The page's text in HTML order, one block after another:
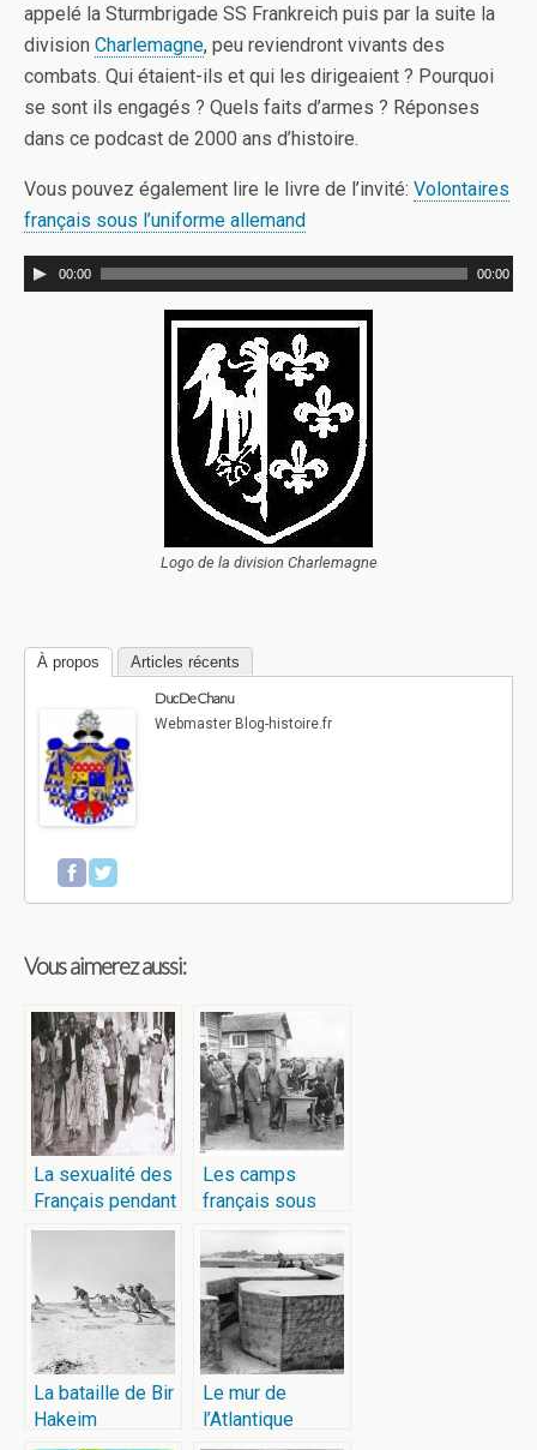
appelé la Sturmbrigade SS Frankreich puis par la suite la
division Charlemagne, peu reviendront vivants des
combats. Qui étaient-ils et qui les dirigeaient ? Pourquoi
se sont ils engagés ? Quels faits d’armes ? Réponses
dans ce podcast de 2000 ans d’histoire.
Vous pouvez également lire le livre de l’invité: Volontaires
français sous l’uniforme allemand
00:00 00:00
Logo de la division Charlemagne
À propos
Articles récents
Duc De Chanu
Webmaster Blog-histoire.fr
Vous aimerez aussi:
La sexualité des
Français pendant
l’Occupation
Les camps
français sous
l’occupation
La bataille de Bir
Hakeim
Le mur de
l’Atlantique